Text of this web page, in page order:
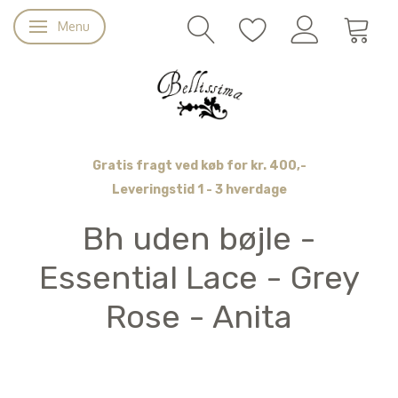
Skifte navigation
Menu
Gratis fragt ved køb for kr. 400,-
Leveringstid 1 - 3 hverdage
Bh uden bøjle -
Essential Lace - Grey
Rose - Anita